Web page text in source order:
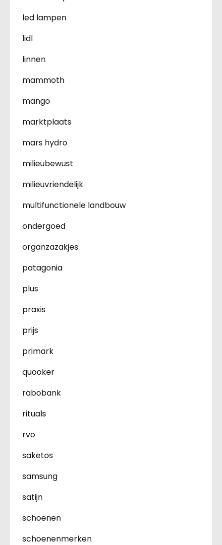
led lampen
lidl
linnen
mammoth
mango
marktplaats
mars hydro
milieubewust
milieuvriendelijk
multifunctionele landbouw
ondergoed
organzazakjes
patagonia
plus
praxis
prijs
primark
quooker
rabobank
rituals
rvo
saketos
samsung
satijn
schoenen
schoenenmerken